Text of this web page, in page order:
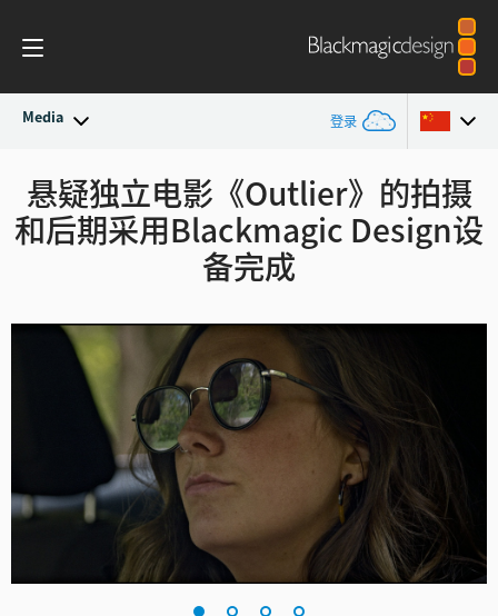
Media 登录
最新动态
新闻存档
Argentina
Australia
Brazil
Canada
中国
Denmark
Finland
France
悬疑独立电影《Outlier》的拍摄
和后期采用Blackmagic Design设
备完成